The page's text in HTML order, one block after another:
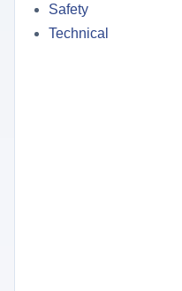
Safety
Technical